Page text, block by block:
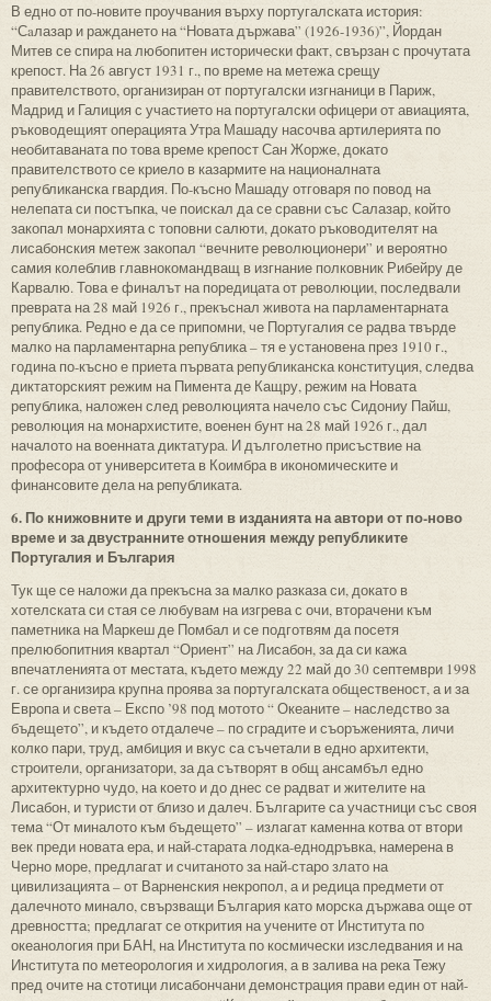
В едно от по-новите проучвания върху португалската история:
“Сaлазар и раждането на “Новата държава” (1926-1936)”, Йордан
Митев се спира на любопитен исторически факт, свързан с прочутата
крепост. На 26 август 1931 г., по време на метежа срещу
правителството, организиран от португалски изгнаници в Париж,
Мадрид и Галиция с участието на португалски офицери от авиацията,
ръководещият операцията Утра Машаду насочва артилерията по
необитаваната по това време крепост Сан Жорже, докато
правителството се криело в казармите на националната
републиканска гвардия. По-късно Машаду отговаря по повод на
нелепата си постъпка, че поискал да се сравни със Салазар, който
закопал монархията с топовни салюти, докато ръководителят на
лисабонския метеж закопал “вечните революционери” и вероятно
самия колеблив главнокомандващ в изгнание полковник Рибейру де
Карвалю. Това е финалът на поредицата от революции, последвали
преврата на 28 май 1926 г., прекъснал живота на парламентарната
република. Редно е да се припомни, че Португалия се радва твърде
малко на парламентарна република – тя е установена през 1910 г.,
година по-късно е приета първата републиканска конституция, следва
диктаторският режим на Пимента де Кащру, режим на Новата
република, наложен след революцията начело със Сидониу Пайш,
революция на монархистите, военен бунт на 28 май 1926 г., дал
началото на военната диктатура. И дълголетно присъствие на
професора от университета в Коимбра в икономическите и
финансовите дела на републиката.
6. По книжовните и други теми в изданията на автори от по-ново
време и за двустранните отношения между републиките
Португалия и България
Тук ще се наложи да прекъсна за малко разказа си, докато в
хотелската си стая се любувам на изгрева с очи, вторачени към
паметника на Маркеш де Помбал и се подготвям да посетя
прелюбопитния квартал “Ориент” на Лисабон, за да си кажа
впечатленията от местата, където между 22 май до 30 септември 1998
г. се организира крупна проява за португалската общественост, а и за
Европа и света – Експо ’98 под мотото “ Океаните – наследство за
бъдещето”, и където отдалече – по сградите и съоръженията, личи
колко пари, труд, амбиция и вкус са съчетали в едно архитекти,
строители, организатори, за да сътворят в общ ансамбъл едно
архитектурно чудо, на което и до днес се радват и жителите на
Лисабон, и туристи от близо и далеч. Българите са участници със своя
тема “От миналото към бъдещето” – излагат каменна котва от втори
век преди новата ера, и най-старата лодка-еднодръвка, намерена в
Черно море, предлагат и считаното за най-старо злато на
цивилизацията – от Варненския некропол, а и редица предмети от
далечното минало, свързващи България като морска държава още от
древността; предлагат се открития на учените от Института по
океанология при БАН, на Института по космически изследвания и на
Института по метеорология и хидрология, а в залива на река Тежу
пред очите на стотици лисабончани демонстрация прави един от най-